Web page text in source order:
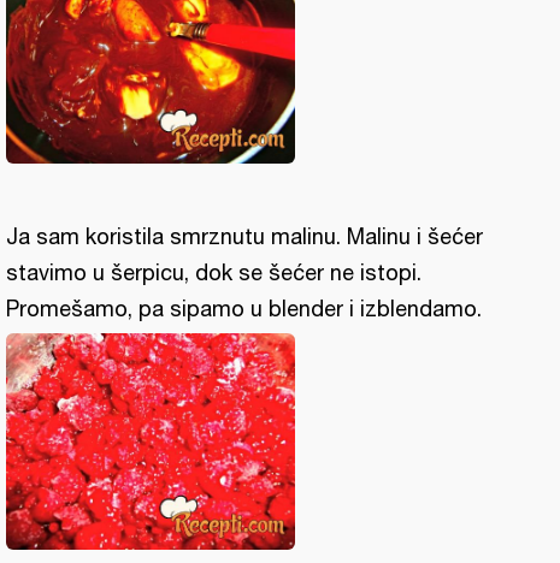
Ja sam koristila smrznutu malinu. Malinu i šećer
stavimo u šerpicu, dok se šećer ne istopi.
Promešamo, pa sipamo u blender i izblendamo.